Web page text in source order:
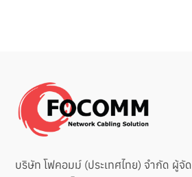
บริษัท โฟคอมม์ (ประเทศไทย) จำกัด ผู้จัด